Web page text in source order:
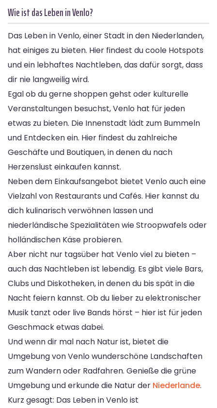
Wie ist das Leben in Venlo?
Das Leben in Venlo, einer Stadt in den Niederlanden,
hat einiges zu bieten. Hier findest du coole Hotspots
und ein lebhaftes Nachtleben, das dafür sorgt, dass
dir nie langweilig wird.
Egal ob du gerne shoppen gehst oder kulturelle
Veranstaltungen besuchst, Venlo hat für jeden
etwas zu bieten. Die Innenstadt lädt zum Bummeln
und Entdecken ein. Hier findest du zahlreiche
Geschäfte und Boutiquen, in denen du nach
Herzenslust einkaufen kannst.
Neben dem Einkaufsangebot bietet Venlo auch eine
Vielzahl von Restaurants und Cafés. Hier kannst du
dich kulinarisch verwöhnen lassen und
niederländische Spezialitäten wie Stroopwafels oder
holländischen Käse probieren.
Aber nicht nur tagsüber hat Venlo viel zu bieten –
auch das Nachtleben ist lebendig. Es gibt viele Bars,
Clubs und Diskotheken, in denen du bis spät in die
Nacht feiern kannst. Ob du lieber zu elektronischer
Musik tanzt oder live Bands hörst – hier ist für jeden
Geschmack etwas dabei.
Und wenn dir mal nach Natur ist, bietet die
Umgebung von Venlo wunderschöne Landschaften
zum Wandern oder Radfahren. Genieße die grüne
Umgebung und erkunde die Natur der Niederlande.
Kurz gesagt: Das Leben in Venlo ist